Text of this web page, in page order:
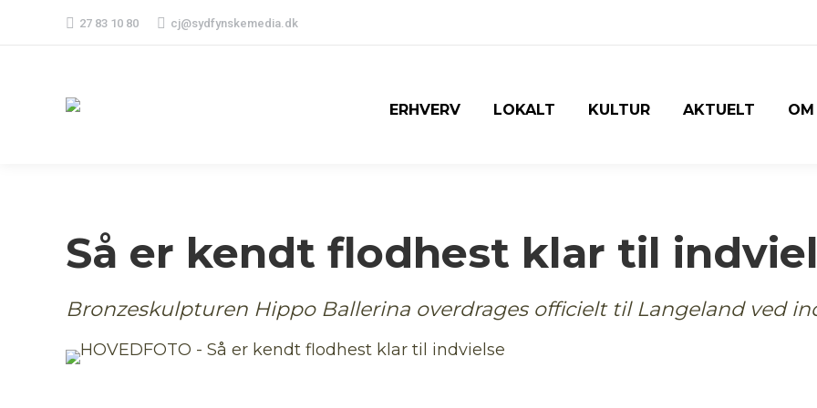
27 83 10 80 cj@sydfynskemedia.dk
ERHVERV LOKALT KULTUR AKTUELT
Så er kendt flodhest klar til
Bronzeskulpturen Hippo Ballerina overdrages officielt til Langeland ved